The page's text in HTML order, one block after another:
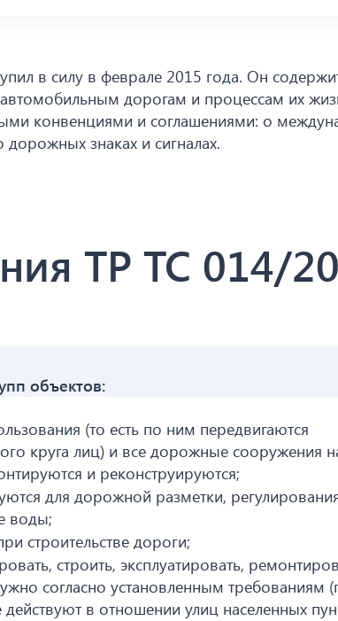
в силу в феврале 2015 года. Он
дорогам и процессам их
конвенциями и соглашениями: о
знаках и сигналах.
ТР ТС 014/
объектов:
(то есть по ним передвигаются
круга лиц) и все дорожные сооружения
и реконструируются;
для дорожной разметки,
воды;
строительстве дороги;
строить, эксплуатировать,
согласно установленным требованиям
в отношении улиц населенных